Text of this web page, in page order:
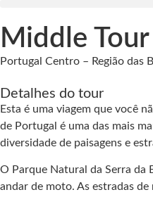
Middle
Portugal Centro – Região das
Detalhes do tour
Esta é uma viagem que você
de Portugal é uma das mais
diversidade de paisagens e
O Parque Natural da Serra da
andar de moto. As estradas